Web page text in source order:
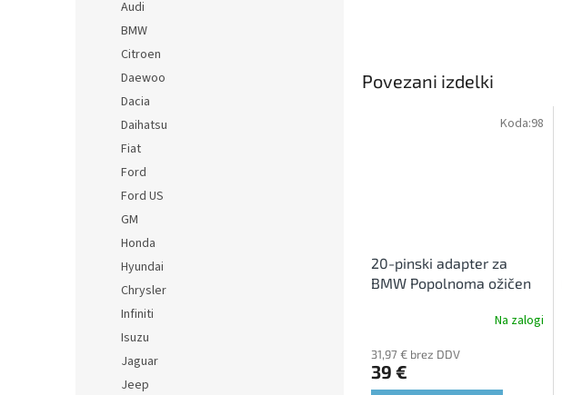
Audi
BMW
Citroen
Daewoo
Dacia
Daihatsu
Fiat
Ford
Ford US
GM
Honda
Hyundai
Chrysler
Infiniti
Isuzu
Jaguar
Jeep
Povezani izdelki
20-pinski adapter za
BMW Popolnoma ožičen
Na zalogi
31,97 € brez DDV
39 €
Koda:98